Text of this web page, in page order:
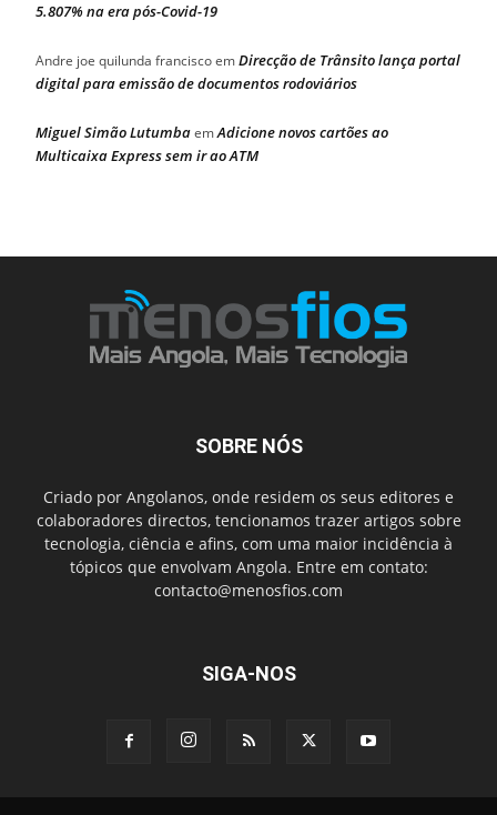
5.807% na era pós-Covid-19
Andre joe quilunda franciscoemDirecção de Trânsito lança portal
digital para emissão de documentos rodoviários
Miguel Simão LutumbaemAdicione novos cartões ao
Multicaixa Express sem ir ao ATM
SOBRE NÓS
Criado por Angolanos, onde residem os seus editores e
colaboradores directos, tencionamos trazer artigos sobre
tecnologia, ciência e afins, com uma maior incidência à
tópicos que envolvam Angola. Entre em contato:
contacto@menosfios.com
SIGA-NOS